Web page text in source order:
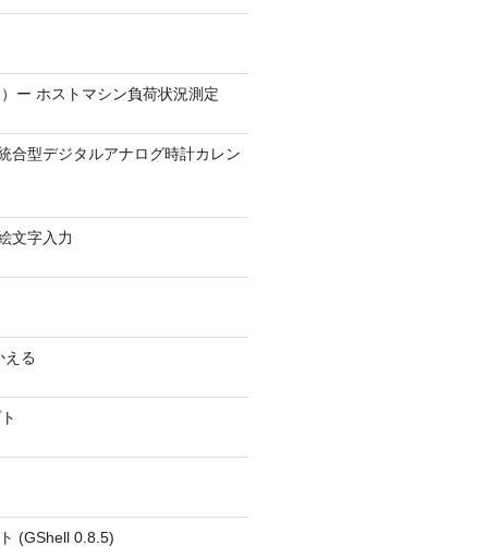
ー ホストマシン負荷状況測定
合型デジタルアナログ時計カレン
文字入力
える
(GShell 0.8.5)